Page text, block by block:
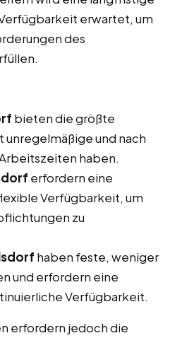
erwartet, um
des
bieten die größte
unregelmäßige und nach
haben.
erfordern eine
Verfügbarkeit, um
zu
haben feste, weniger
und erfordern eine
Verfügbarkeit.
erfordern jedoch die